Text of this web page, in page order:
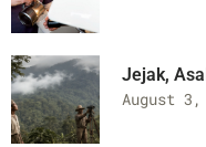
Jejak,
August 3,